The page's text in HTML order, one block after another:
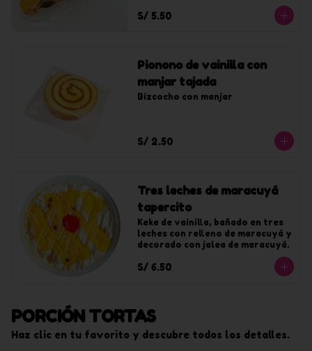
S/ 5.50
Pionono de vainilla con
manjar tajada
Bizcocho con manjar
S/ 2.50
Tres leches de maracuyá
tapercito
Keke de vainilla, bañado en tres
leches con relleno de maracuyá y
decorado con jalea de maracuyá.
S/ 6.50
PORCIÓN TORTAS
Haz clic en tu favorito y descubre todos los detalles.